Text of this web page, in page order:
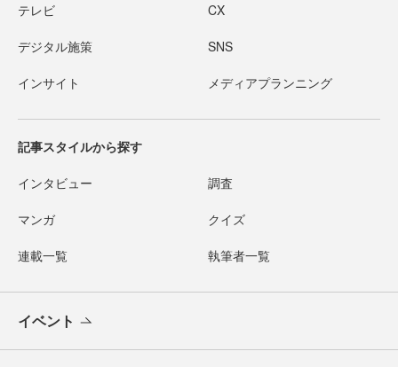
テレビ CX
デジタル施策 SNS
インサイト メディアプランニング
記事スタイルから探す
インタビュー 調査
マンガ クイズ
連載一覧 執筆者一覧
イベント